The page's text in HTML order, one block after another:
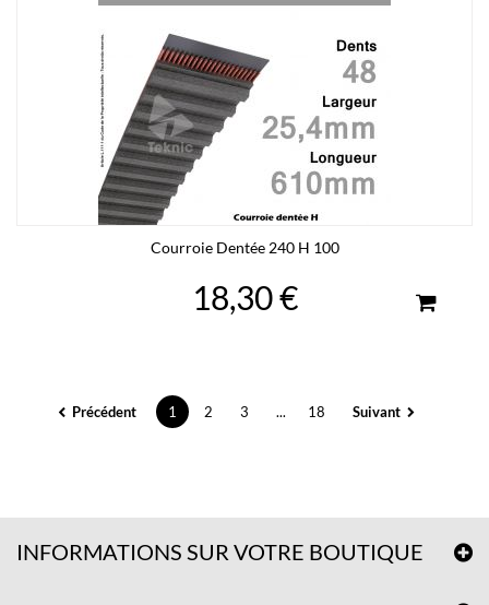
Courroie Dentée 240 H 100
18,30 €
Précédent 1 2 3 ... 18 Suivant
INFORMATIONS SUR VOTRE BOUTIQUE